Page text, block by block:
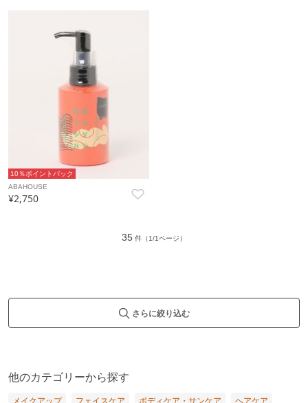
10％ポイントバック
ABAHOUSE
¥2,750
35 件（1/1ページ）
さらに絞り込む
他のカテゴリーから探す